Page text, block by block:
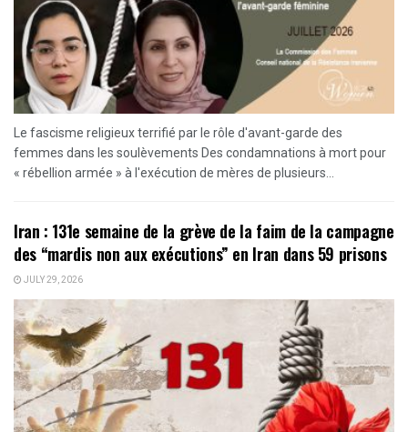
Le fascisme religieux terrifié par le rôle d'avant-garde des
femmes dans les soulèvements Des condamnations à mort pour
« rébellion armée » à l'exécution de mères de plusieurs...
Iran : 131e semaine de la grève de la faim de la campagne
des “mardis non aux exécutions” en Iran dans 59 prisons
JULY 29, 2026